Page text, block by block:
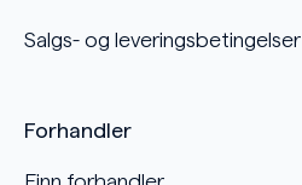
Salgs- og leveringsbetingelser
Forhandler